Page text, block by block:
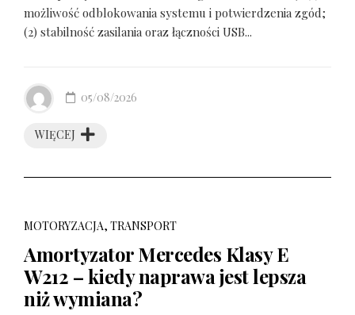
możliwość odblokowania systemu i potwierdzenia zgód;
(2) stabilność zasilania oraz łączności USB...
WIĘCEJ
05/08/2026
MOTORYZACJA, TRANSPORT
Amortyzator Mercedes Klasy E
W212 – kiedy naprawa jest lepsza
niż wymiana?